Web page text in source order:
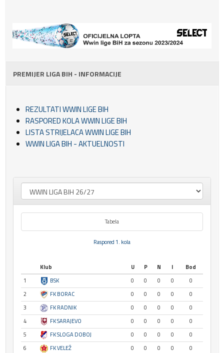
PREMIJER LIGA BIH - INFORMACIJE
REZULTATI WWIN LIGE BIH
RASPORED KOLA WWIN LIGE BIH
LISTA STRIJELACA WWIN LIGE BIH
WWIN LIGA BIH - AKTUELNOSTI
Tabela
Raspored 1. kola
Klub U P N I
Bod
1
BSK 0 0 0 0
0
2
FK BORAC 0 0 0 0
0
3
FK RADNIK 0 0 0 0
0
4
FK SARAJEVO 0 0 0 0
0
5
FK SLOGA DOBOJ 0 0 0 0
0
6
FK VELEŽ 0 0 0 0
0